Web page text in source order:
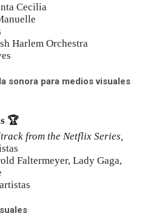
Cecilia
Harlem Orchestra
sonora para medios visuales
🏆
from the Netflix Series,
Faltermeyer, Lady Gaga,